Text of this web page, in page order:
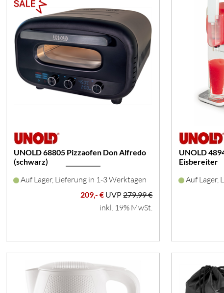
UNOLD 68805 Pizzaofen Don Alfredo
(schwarz)
Auf Lager, Lieferung in 1-3 Werktagen
209,- € UVP279,99 €
inkl. 19% MwSt.
UNOLD
Eisbereiter
Auf Lager,